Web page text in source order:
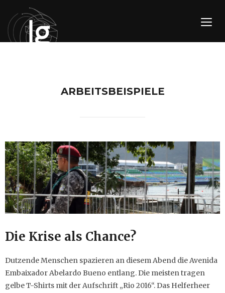
ARBEITSBEISPIELE
Die Krise als Chance?
Dutzende Menschen spazieren an diesem Abend die Avenida
Embaixador Abelardo Bueno entlang. Die meisten tragen
gelbe T-Shirts mit der Aufschrift „Rio 2016“. Das Helferheer